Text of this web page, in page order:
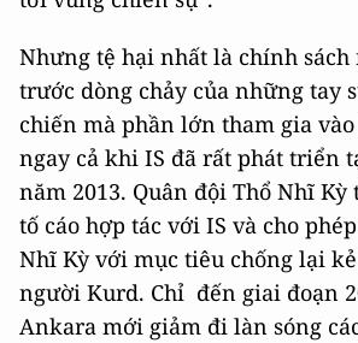
Nhưng tệ hại nhất là chính sách
trước dòng chảy của những tay
chiến mà phần lớn tham gia
ngay cả khi IS đã rất phát triển
năm 2013. Quân đội Thổ Nhĩ Kỳ
tố cáo hợp tác với IS và cho
Nhĩ Kỳ với mục tiêu chống lại
người Kurd. Chỉ đến giai đoạn
Ankara mới giảm đi làn sóng